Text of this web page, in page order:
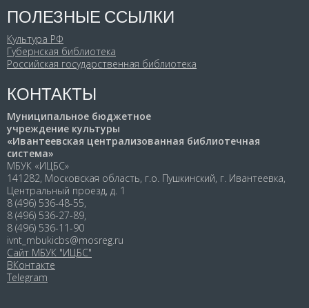
ПОЛЕЗНЫЕ ССЫЛКИ
Культура РФ
Губернская библиотека
Российская государственная библиотека
КОНТАКТЫ
Муниципальное бюджетное
учреждение культуры
«Ивантеевская централизованная библиотечная
система»
МБУК «ИЦБС»
141282, Московская область, г.о. Пушкинский, г. Ивантеевка,
Центральный проезд, д. 1
8 (496) 536-48-55,
8 (496) 536-27-89,
8 (496) 536-11-90
ivnt_mbukicbs@mosreg.ru
Сайт МБУК "ИЦБС"
ВКонтакте
Telegram